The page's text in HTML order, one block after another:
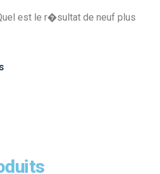
est le r�sultat de neuf plus